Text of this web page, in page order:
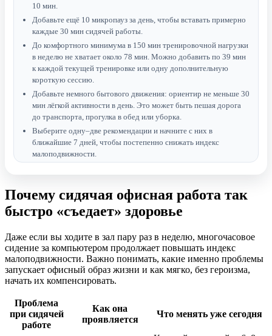
10 мин.
Добавьте ещё 10 микропауз за день, чтобы вставать примерно
каждые 30 мин сидячей работы.
До комфортного минимума в 150 мин тренировочной нагрузки
в неделю не хватает около 78 мин. Можно добавить по 39 мин
к каждой текущей тренировке или одну дополнительную
короткую сессию.
Добавьте немного бытового движения: ориентир не меньше 30
мин лёгкой активности в день. Это может быть пешая дорога
до транспорта, прогулка в обед или уборка.
Выберите одну–две рекомендации и начните с них в
ближайшие 7 дней, чтобы постепенно снижать индекс
малоподвижности.
Почему сидячая офисная работа так
быстро «съедает» здоровье
Даже если вы ходите в зал пару раз в неделю, многочасовое
сидение за компьютером продолжает повышать индекс
малоподвижности. Важно понимать, какие именно проблемы
запускает офисный образ жизни и как мягко, без героизма,
начать их компенсировать.
Проблема
при сидячей
работе
Как она
проявляется
Что менять уже сегодня